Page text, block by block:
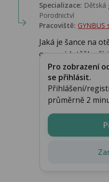
Specializace: Dětská
Porodnictví
Pracoviště: GYNBUS
Jaká je šance na
operacích těžko
Pro zobrazení
se přihlásit.
Přihlášení/
průměrně 2